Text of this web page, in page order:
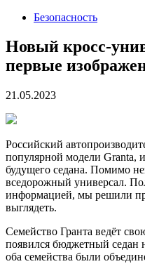
Безопасность
Новый кросс-
первые
21.05.2023
Российский
популярной модели Granta,
будущего седана. Помимо
вседорожный универсал.
информацией, мы решили
выглядеть.
Семейство Гранта ведёт
появился бюджетный седан
оба семейства были